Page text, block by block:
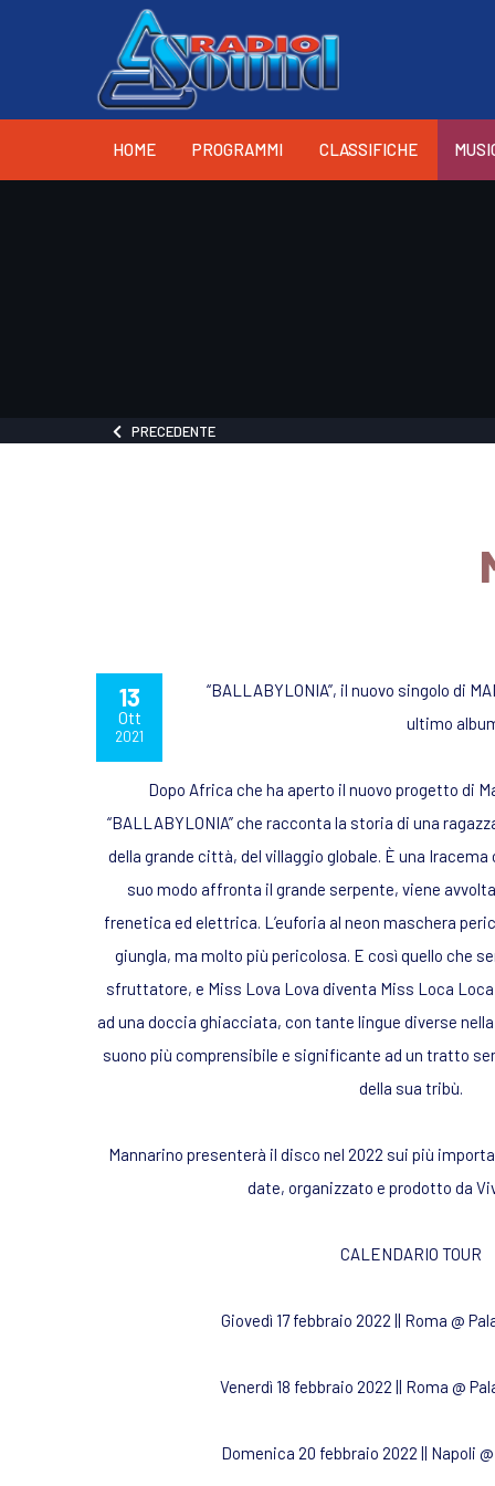
HOME PROGRAMMI CLASSIFICHE
PRECEDENTE
13
Ott
2021
“BALLABYLONIA”, il nuovo singolo di
ultimo
Dopo Africa che ha aperto il nuovo progetto di
“BALLABYLONIA” che racconta la storia di una
della grande città, del villaggio globale. È una
suo modo affronta il grande serpente, viene
frenetica ed elettrica. L’euforia al neon maschera
giungla, ma molto più pericolosa. E così quello che
sfruttatore, e Miss Lova Lova diventa Miss Loca
ad una doccia ghiacciata, con tante lingue diverse
suono più comprensibile e significante ad un tratto
della sua tribù.
Mannarino presenterà il disco nel 2022 sui più
date, organizzato e prodotto da
CALENDARIO TOUR
Giovedì 17 febbraio 2022 || Roma @
Venerdì 18 febbraio 2022 || Roma @
Domenica 20 febbraio 2022 || Napoli